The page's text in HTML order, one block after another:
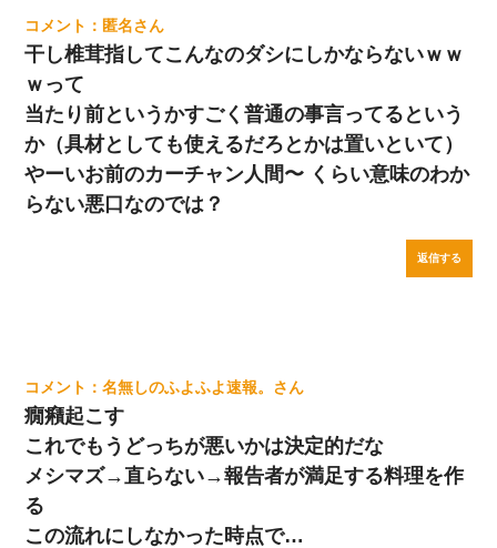
匿名
干し椎茸指してこんなのダシにしかならないｗｗ
ｗって
当たり前というかすごく普通の事言ってるという
か（具材としても使えるだろとかは置いといて）
やーいお前のカーチャン人間〜 くらい意味のわか
らない悪口なのでは？
返信する
名無しのふよふよ速報。
癇癪起こす
これでもうどっちが悪いかは決定的だな
メシマズ→直らない→報告者が満足する料理を作
る
この流れにしなかった時点で…